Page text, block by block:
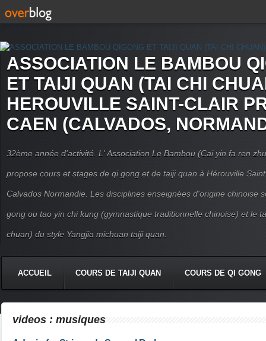
ASSOCIATION LE BAMBOU
ET TAIJI QUAN (TAI CHI
HEROUVILLE SAINT-CLAIR
CAEN (CALVADOS,
32ème année d'activité. L' Association Le Bambou (Cai yin fa ren
propose cours et stages de qi gong et de taiji quan à Hérouville
Calvados Normandie. Les disciplines enseignées d'origine chinoise
gong ou tao yin chi kung (gymnastique traditionnelle chinoise) et le
chuan) du style Yangjia michuan taiji quan.
ACCUEIL COURS DE TAIJI QUAN COURS DE QI GONG
videos : musiques